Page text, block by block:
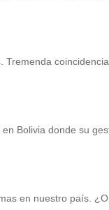
Bolivia donde su
en nuestro país.